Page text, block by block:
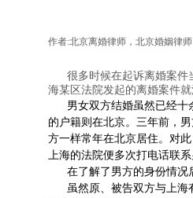
作者:北京离婚律师，北京婚姻律师
很多时候在起诉离婚案件
海某区法院发起的离婚案件
男女双方结婚虽然已经
的户籍则在北京。三年前，
方一样常年在北京居住。对
上海的法院便多次打电话联
在了解了男方的身份情
虽然原、被告双方与上海